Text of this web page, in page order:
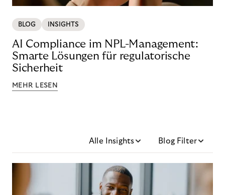
BLOG INSIGHTS
AI Compliance im NPL-Management:
Smarte Lösungen für regulatorische
Sicherheit
MEHR LESEN
Alle Insights Blog Filter